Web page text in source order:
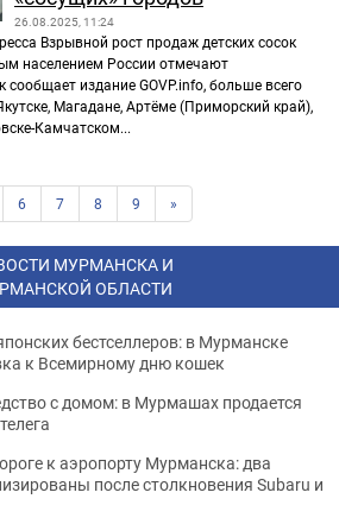
26.08.2025, 11:24
Взрывной рост продаж детских сосок
населением России отмечают
сообщает издание GOVP.info, больше всего
Магадане, Артёме (Приморский край),
Камчатском...
6 7 8 9 »
МУРМАНСКА И
ОБЛАСТИ
бестселлеров: в Мурманске
к Всемирному дню кошек
с домом: в Мурмашах продается
к аэропорту Мурманска: два
после столкновения Subaru и